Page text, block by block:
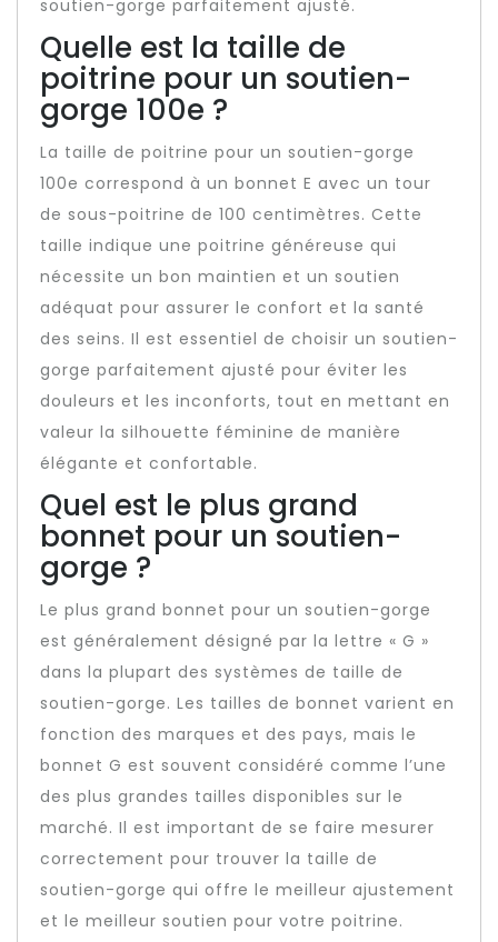
soutien-gorge parfaitement ajusté.
Quelle est la taille de
poitrine pour un soutien-
gorge 100e ?
La taille de poitrine pour un soutien-gorge
100e correspond à un bonnet E avec un tour
de sous-poitrine de 100 centimètres. Cette
taille indique une poitrine généreuse qui
nécessite un bon maintien et un soutien
adéquat pour assurer le confort et la santé
des seins. Il est essentiel de choisir un soutien-
gorge parfaitement ajusté pour éviter les
douleurs et les inconforts, tout en mettant en
valeur la silhouette féminine de manière
élégante et confortable.
Quel est le plus grand
bonnet pour un soutien-
gorge ?
Le plus grand bonnet pour un soutien-gorge
est généralement désigné par la lettre « G »
dans la plupart des systèmes de taille de
soutien-gorge. Les tailles de bonnet varient en
fonction des marques et des pays, mais le
bonnet G est souvent considéré comme l’une
des plus grandes tailles disponibles sur le
marché. Il est important de se faire mesurer
correctement pour trouver la taille de
soutien-gorge qui offre le meilleur ajustement
et le meilleur soutien pour votre poitrine.